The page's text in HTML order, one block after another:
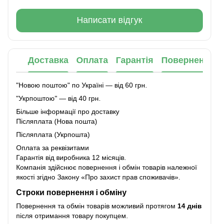
Написати відгук
Доставка Оплата Гарантія Повернення
"Новою поштою" по Україні — від 60 грн.
"Укрпоштою" — від 40 грн.
Більше інформації про доставку
Післяплата (Нова пошта)
Післяплата (Укрпошта)
Оплата за реквізитами
Гарантія від виробника 12 місяців.
Компанія здійснює повернення і обмін товарів належної
якості згідно Закону «Про захист прав споживачів»
Строки повернення і обміну
Повернення та обмін товарів можливий протягом 14 днів
після отримання товару покупцем.